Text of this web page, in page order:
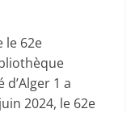
le 62e
1 a
2024, le 62e